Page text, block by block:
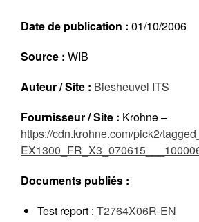
Lettres
Date de publication : 01/10/2006
Source : WIB
Auteur / Site : Biesheuvel ITS
Fournisseur / Site : Krohne –
https://cdn.krohne.com/pick2/
Documents publiés :
Test report : T2764X06R-EN